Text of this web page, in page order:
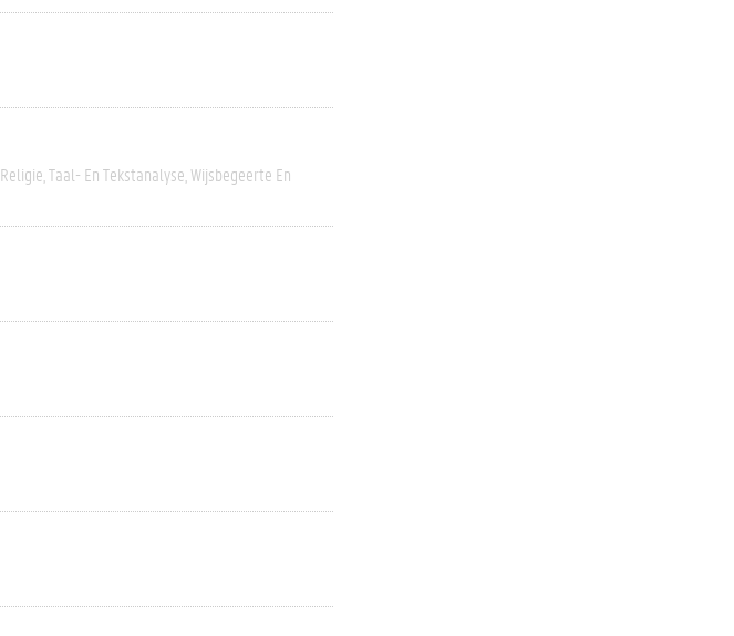
Religie Taal- En Tekstanalyse Wijsbegeerte En